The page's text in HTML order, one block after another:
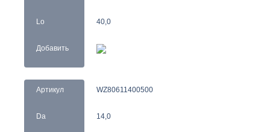
Lo
Добавить
40,0
Артикул
Da
WZ80611400500
14,0